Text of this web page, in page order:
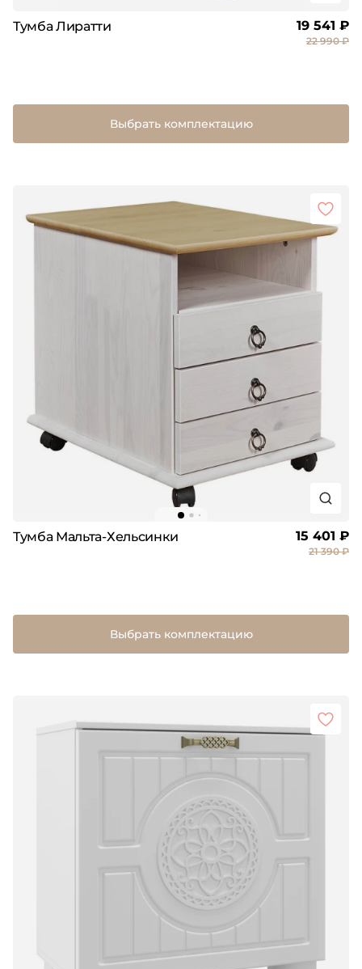
Тумба Лиратти 19 541 ₽
22 990 ₽
Выбрать комплектацию
Тумба Мальта-Хельсинки 15 401 ₽
21 390 ₽
Выбрать комплектацию